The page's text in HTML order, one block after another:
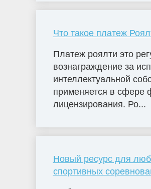
Что такое платеж
Платеж роялти это
вознаграждение за
интеллектуальной
применяется в сфере
лицензирования. Ро...
Новый ресурс для
спортивных